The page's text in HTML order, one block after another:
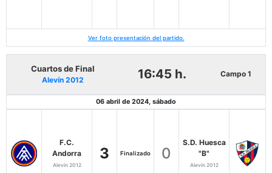
Ver foto presentación del partido.
Cuartos de Final
Alevín 2012 16:45 h. Campo 1
06 abril de 2024, sábado
F.C.
Andorra
Alevín 2012
3 Finalizado 0
S.D. Huesca
"B"
Alevín 2012